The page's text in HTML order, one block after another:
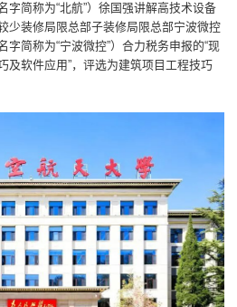
字简称为“北航”）徐国强讲解高技术设备
少装修局限总部子装修局限总部宁波微控
简称为“宁波微控”）合力税务申报的“现
及软件应用”，评选为建筑项目工程技巧